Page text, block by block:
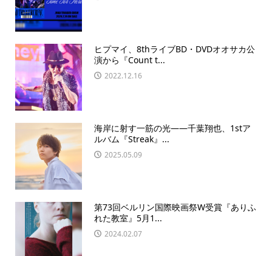
ヒプマイ、8thライブBD・DVDオオサカ公
演から『Count t...
2022.12.16
海岸に射す一筋の光――千葉翔也、1stア
ルバム『Streak』...
2025.05.09
第73回ベルリン国際映画祭W受賞『ありふ
れた教室』5月1...
2024.02.07